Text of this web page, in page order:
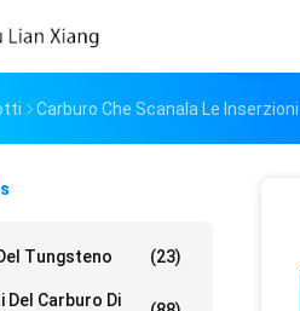
Carburo Che Scanala Le Inserzioni
Tungsteno (23)
Del Carburo Di